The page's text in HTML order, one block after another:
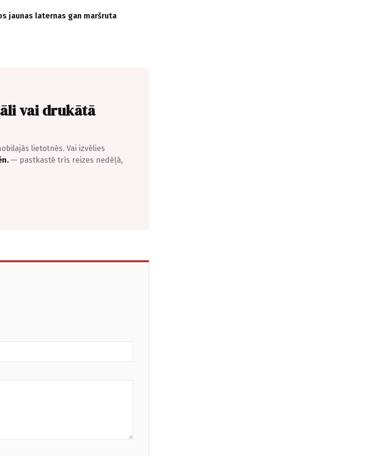
jaunas laternas gan maršruta
vai drukātā
lietotnēs. Vai izvēlies
— pastkastē trīs reizes nedēļā,